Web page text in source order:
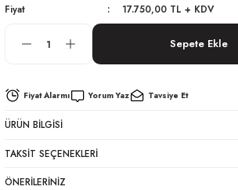
Fiyat
17.750,00 TL + KDV
Sepete Ekle
Fiyat Alarmı Yorum Yaz Tavsiye Et
ÜRÜN BILGISI
TAKSIT SEÇENEKLERI
ÖNERILERINIZ